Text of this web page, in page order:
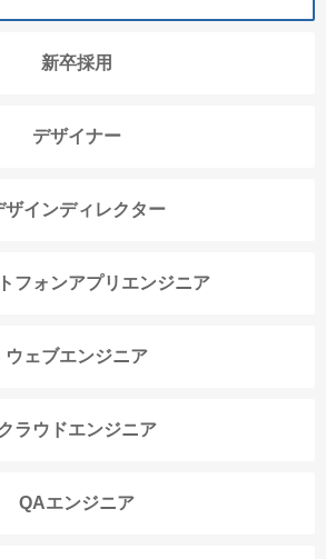
新卒採用
デザイナー
ザインディレクター
フォンアプリエンジニア
ウェブエンジニア
ラウドエンジニア
QAエンジニア